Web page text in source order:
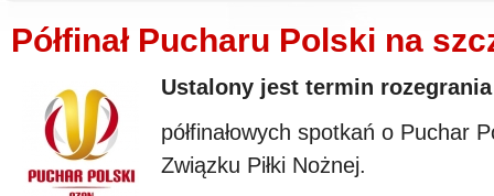
Półfinał Pucharu Polski na
Ustalony jest termin rozegrania
półfinałowych spotkań o Puchar
Związku Piłki Nożnej.